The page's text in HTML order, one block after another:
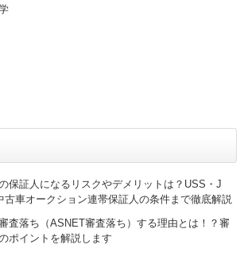
保証人になるリスクやデメリットは？USS・J
古車オークション連帯保証人の条件まで徹底解説
査落ち（ASNET審査落ち）する理由とは！？審
ポイントを解説します